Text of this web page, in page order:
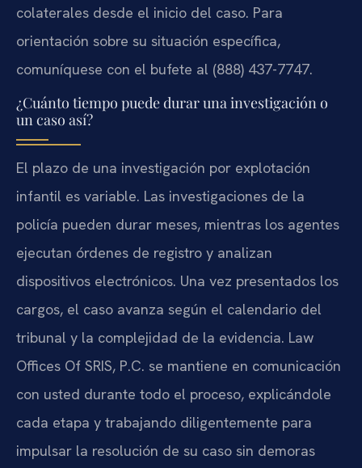
colaterales desde el inicio del caso. Para
orientación sobre su situación específica,
comuníquese con el bufete al (888) 437-7747.
¿Cuánto tiempo puede durar una investigación o
un caso así?
El plazo de una investigación por explotación
infantil es variable. Las investigaciones de la
policía pueden durar meses, mientras los agentes
ejecutan órdenes de registro y analizan
dispositivos electrónicos. Una vez presentados los
cargos, el caso avanza según el calendario del
tribunal y la complejidad de la evidencia. Law
Offices Of SRIS, P.C. se mantiene en comunicación
con usted durante todo el proceso, explicándole
cada etapa y trabajando diligentemente para
impulsar la resolución de su caso sin demoras